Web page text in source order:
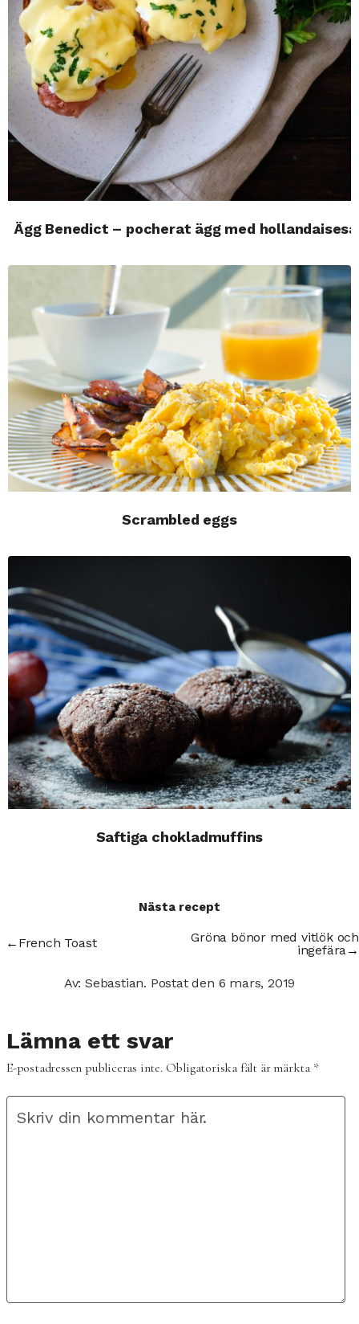
Ägg Benedict – pocherat ägg med
Scrambled eggs
Saftiga chokladmuffins
Nästa recept
← French Toast
Gröna bönor med vitlök och
ingefära →
Av: Sebastian. Postat den 6 mars, 2019
Lämna ett svar
E-postadressen publiceras inte.Obligatoriska fält är märkta *